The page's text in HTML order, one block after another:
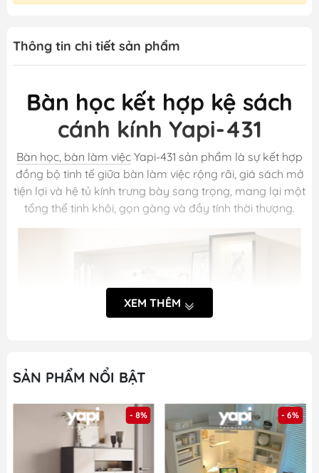
Thông tin chi tiết sản phẩm
Bàn học kết hợp kệ sách
cánh kính Yapi-431
Bàn học, bàn làm việc Yapi-431 sản phẩm là sự kết hợp
đồng bộ tinh tế giữa bàn làm việc rộng rãi, giá sách mở
tiện lợi và hệ tủ kính trưng bày sang trọng, mang lại một
tổng thể tinh khôi, gọn gàng và đầy tính thời thượng.
XEM THÊM
SẢN PHẨM NỔI BẬT
- 8% - 6%